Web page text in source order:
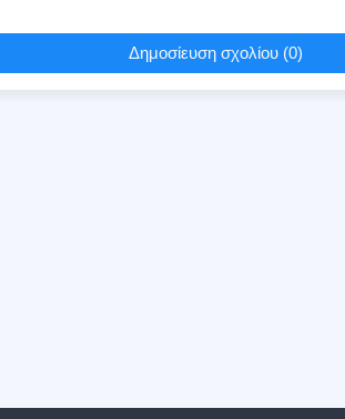
Δημοσίευση σχολίου (0)